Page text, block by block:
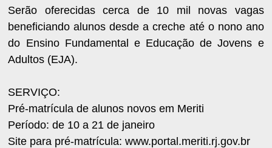
Serão oferecidas cerca de 10 mil novas vagas
beneficiando alunos desde a creche até o nono ano
do Ensino Fundamental e Educação de Jovens e
Adultos (EJA).
SERVIÇO:
Pré-matrícula de alunos novos em Meriti
Período: de 10 a 21 de janeiro
Site para pré-matrícula: www.portal.meriti.rj.gov.br